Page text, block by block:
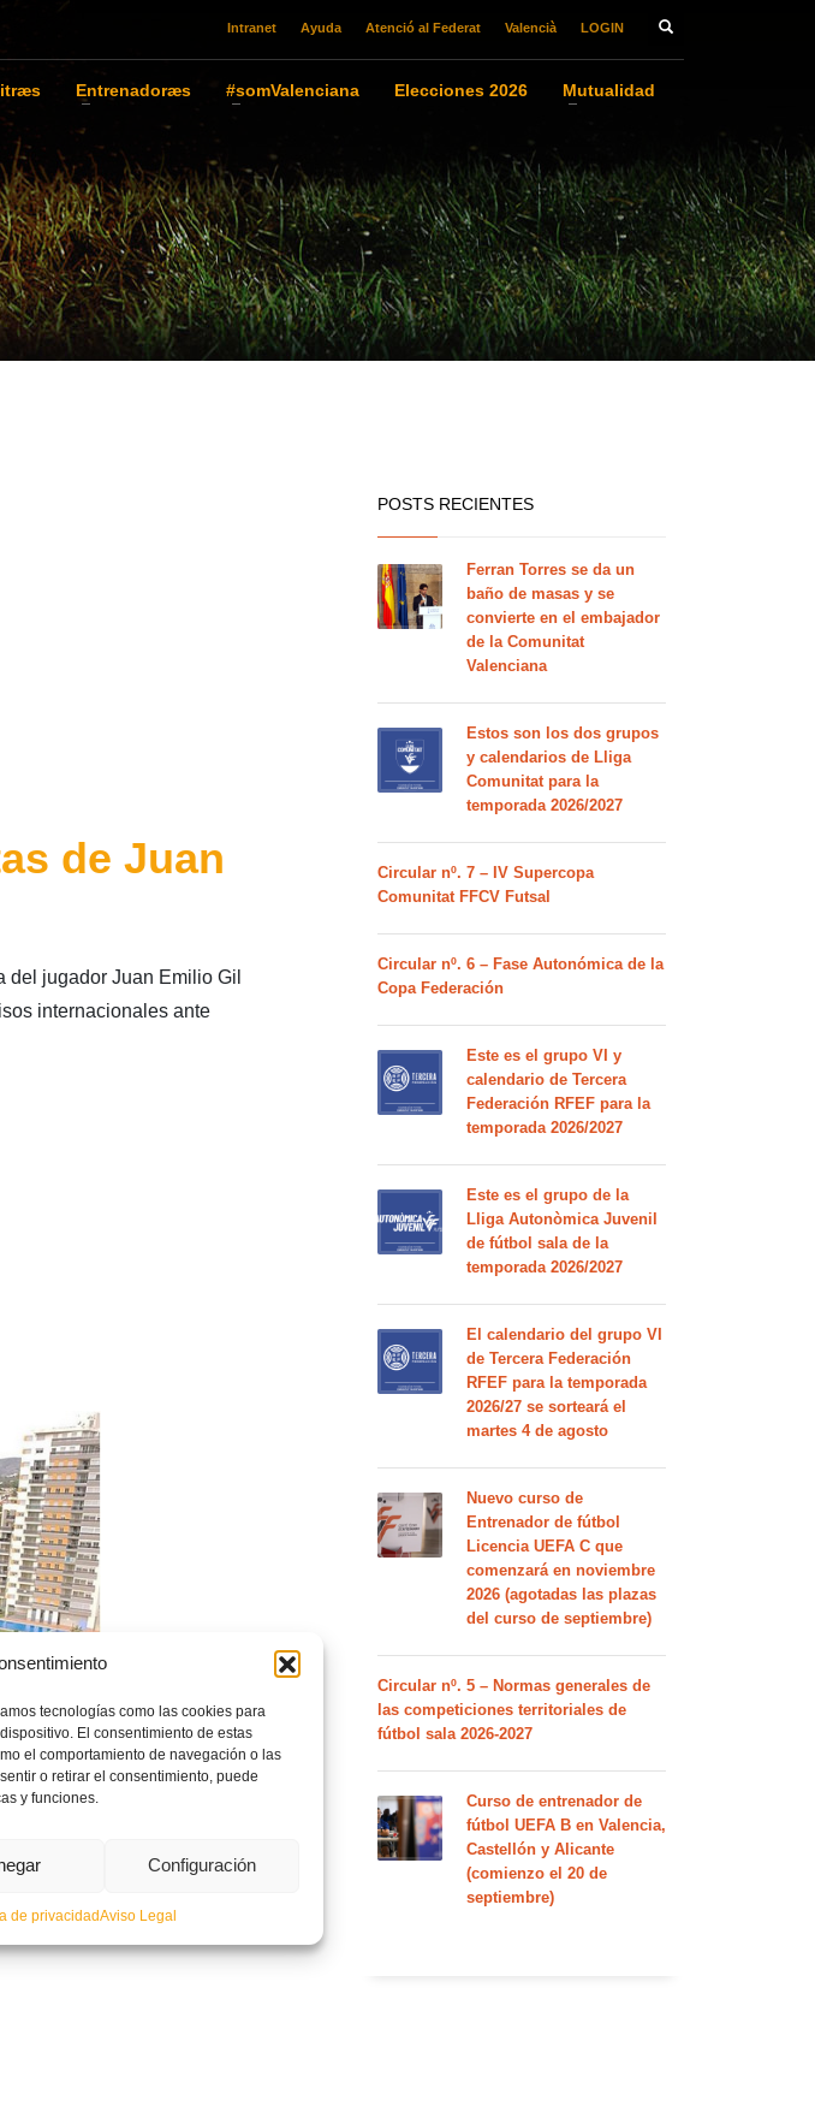
tecnologías como las cookies para
El consentimiento de estas
el comportamiento de navegación o las
o retirar el consentimiento, puede
y funciones.
Configuración
de privacidadAviso Legal
Intranet Ayuda Atenció al Federat Valencià LOGIN
Entrenadoræs #somValenciana Elecciones 2026
Mutualidad
de Juan
del jugador Juan Emilio Gil
internacionales ante
en la lista definitiva
, de cara a afrontar los
Hungría y Brasil. El jugador
19 y Sub-21), disfrutará
calado: ante Hungría los
POSTS RECIENTES
Ferran Torres se da un
baño de masas y se
convierte en el embajador
de la Comunitat
Valenciana
Estos son los dos grupos
y calendarios de Lliga
Comunitat para la
temporada 2026/2027
Circular nº. 7 – IV Supercopa
Comunitat FFCV Futsal
Circular nº. 6 – Fase Autonómica de la
Copa Federación
Este es el grupo VI y
calendario de Tercera
Federación RFEF para la
temporada 2026/2027
Este es el grupo de la
Lliga Autonòmica Juvenil
de fútbol sala de la
temporada 2026/2027
El calendario del grupo VI
de Tercera Federación
RFEF para la temporada
2026/27 se sorteará el
martes 4 de agosto
Nuevo curso de
Entrenador de fútbol
Licencia UEFA C que
comenzará en noviembre
2026 (agotadas las plazas
del curso de septiembre)
Circular nº. 5 – Normas generales de
las competiciones territoriales de
fútbol sala 2026-2027
Curso de entrenador de
fútbol UEFA B en Valencia,
Castellón y Alicante
(comienzo el 20 de
septiembre)